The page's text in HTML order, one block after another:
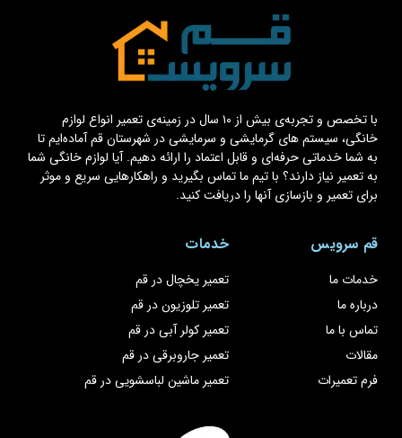
با تخصص و تجربه‌ی بیش از ۱۰ سال در زمینه‌ی تعمیر انواع لوازم
خانگی، سیستم های گرمایشی و سرمایشی در شهرستان قم آماده‌ایم تا
به شما خدماتی حرفه‌ای و قابل اعتماد را ارائه دهیم. آیا لوازم خانگی شما
به تعمیر نیاز دارند؟ با تیم ما تماس بگیرید و راهکارهایی سریع و موثر
برای تعمیر و بازسازی آنها را دریافت کنید.
قم سرویس
خدمات ما
درباره ما
تماس با ما
مقالات
فرم تعمیرات
خدمات
تعمیر یخچال در قم
تعمیر تلوزیون در قم
تعمیر کولر آبی در قم
تعمیر جاروبرقی در قم
تعمیر ماشین لباسشویی در قم